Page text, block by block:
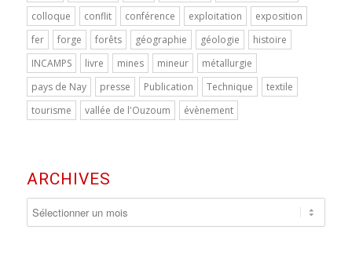
colloque
conflit conférence exploitation
exposition
fer
forge forêts géographie géologie
histoire
INCAMPS
livre mines mineur
métallurgie
pays de Nay
presse Publication Technique
textile
tourisme
vallée de l'Ouzoum évènement
ARCHIVES